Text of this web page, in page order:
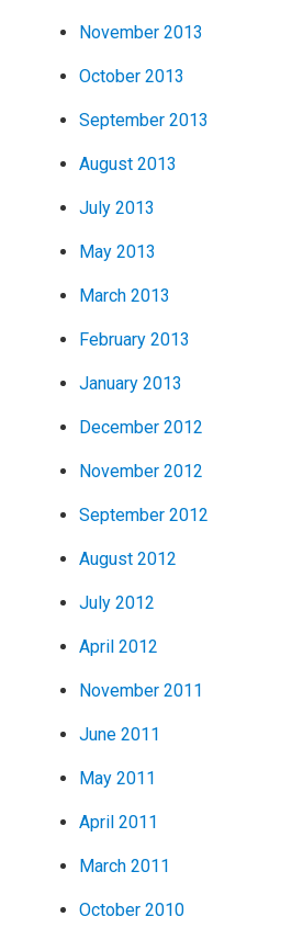
November 2013
October 2013
September 2013
August 2013
July 2013
May 2013
March 2013
February 2013
January 2013
December 2012
November 2012
September 2012
August 2012
July 2012
April 2012
November 2011
June 2011
May 2011
April 2011
March 2011
October 2010